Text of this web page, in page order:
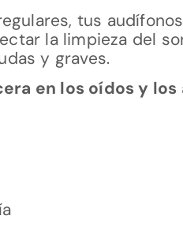
tus
la limpieza del
y graves.
en los oídos y